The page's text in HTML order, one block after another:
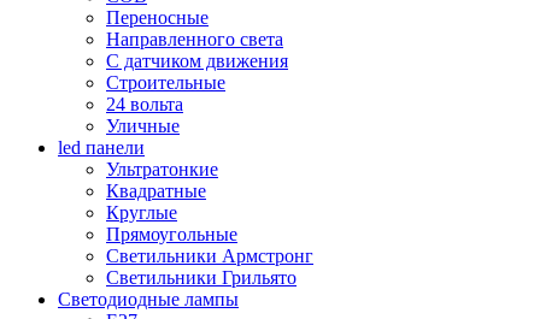
Переносные
Направленного света
С датчиком движения
Строительные
24 вольта
Уличные
led панели
Ультратонкие
Квадратные
Круглые
Прямоугольные
Светильники Армстронг
Светильники Грильято
Светодиодные лампы